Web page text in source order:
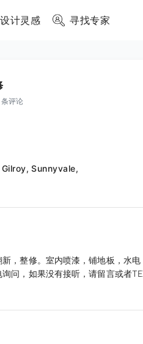
设计灵感 寻找专家
评论
Gilroy, Sunnyvale,
，整修。室内喷漆，铺地板，水
问，如果没有接听，请留言或者